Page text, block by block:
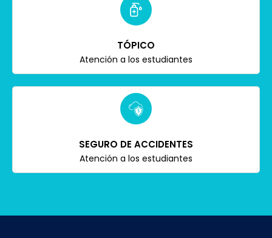
TÓPICO
Atención a los estudiantes
SEGURO DE ACCIDENTES
Atención a los estudiantes